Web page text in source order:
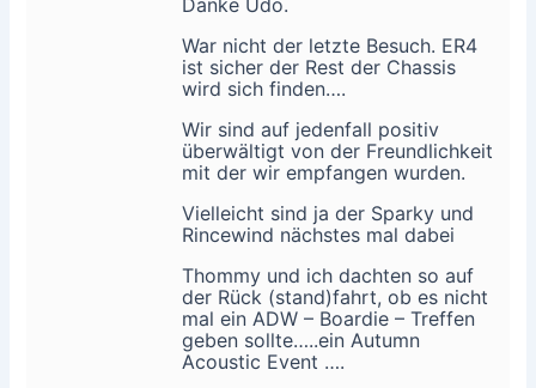
War nicht der letzte Besuch. ER4
ist sicher der Rest der Chassis
wird sich finden….
Wir sind auf jedenfall positiv
überwältigt von der Freundlichkeit
mit der wir empfangen wurden.
Vielleicht sind ja der Sparky und
Rincewind nächstes mal dabei
Thommy und ich dachten so auf
der Rück (stand)fahrt, ob es nicht
mal ein ADW – Boardie – Treffen
geben sollte…..ein Autumn
Acoustic Event ….